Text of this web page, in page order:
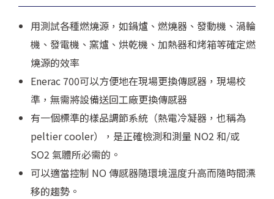
用測試各種燃燒源，如鍋爐、燃燒器、發動機、渦輪
機、發電機、窯爐、烘乾機、加熱器和烤箱等確定燃
燒源的效率
Enerac 700可以方便地在現場更換傳感器，現場校
準，無需將設備送回工廠更換傳感器
有一個標準的樣品調節系統（熱電冷凝器，也稱為
peltier cooler），是正確檢測和測量 NO2 和/或
SO2 氣體所必需的。
可以適當控制 NO 傳感器隨環境溫度升高而隨時間漂
移的趨勢。